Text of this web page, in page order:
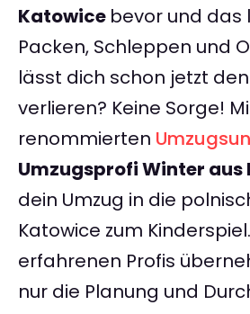
Katowice bevor und das
Packen, Schleppen und
lässt dich schon jetzt
verlieren? Keine Sorge!
renommierten
Umzugsprofi Winter aus
dein Umzug in die
Katowice zum
erfahrenen Profis
nur die Planung und